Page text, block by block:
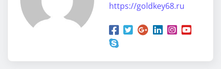
https://goldkey68.ru